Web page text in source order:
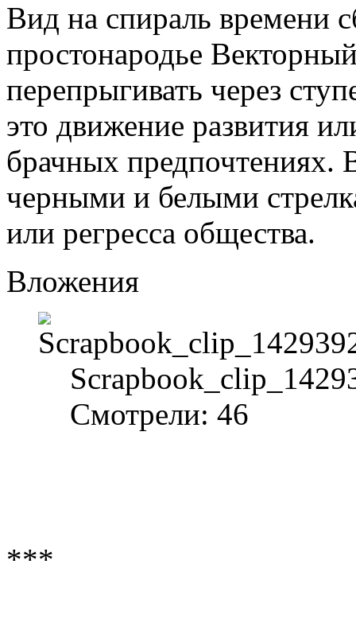
Вид на спираль времени
простонародье
перепрыгивать через
это движение развития
брачных предпочтениях.
черными и белыми
или регресса общества.
Вложения
Смотрели: 46
***